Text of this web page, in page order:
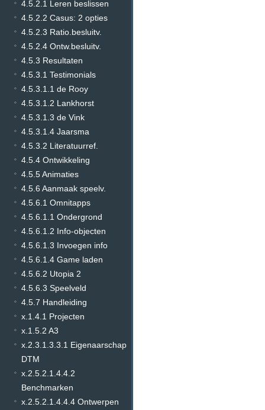
4.5.2.1 Leren beslissen
4.5.2.2 Casus: 2 opties
4.5.2.3 Ratio.besluitv.
4.5.2.4 Ontw.besluitv.
4.5.3 Resultaten
4.5.3.1 Testimonials
4.5.3.1.1 de Rooy
4.5.3.1.2 Lankhorst
4.5.3.1.3 de Vink
4.5.3.1.4 Jaarsma
4.5.3.2 Literatuurref.
4.5.4 Ontwikkeling
4.5.5 Animaties
4.5.6 Aanmaak speelv.
4.5.6.1 Omnitapps
4.5.6.1.1 Ondergrond
4.5.6.1.2 Info-objecten
4.5.6.1.3 Invoegen info
4.5.6.1.4 Game laden
4.5.6.2 Utopia 2
4.5.6.3 Speelveld
4.5.7 Handleiding
x.1.4.1 Projecten
x.1.5.2 A3
x.2.3.1.3.3.1 Eigenaarschap
DTM
x.2.5.2.1.4.4.2
Benchmarken
x.2.5.2.1.4.4.4 Ontwerpen